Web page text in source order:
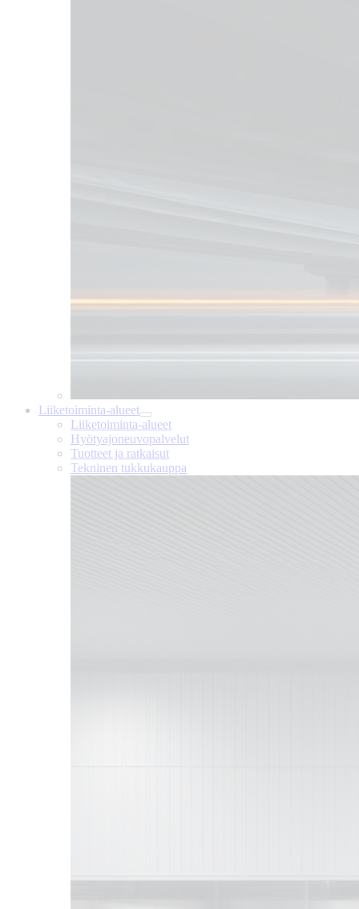
Liiketoiminta-alueet
Liiketoiminta-alueet
Hyötyajoneuvopalvelut
Tuotteet ja ratkaisut
Tekninen tukkukauppa